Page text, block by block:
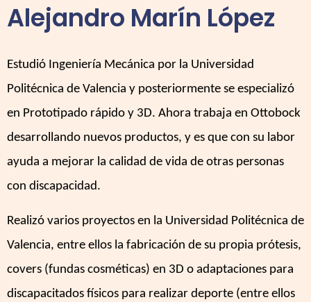
Alejandro Marín López
Estudió Ingeniería Mecánica por la Universidad
Politécnica de Valencia y posteriormente se especializó
en Prototipado rápido y 3D. Ahora trabaja en Ottobock
desarrollando nuevos productos, y es que con su labor
ayuda a mejorar la calidad de vida de otras personas
con discapacidad.
Realizó varios proyectos en la Universidad Politécnica de
Valencia, entre ellos la fabricación de su propia prótesis,
covers (fundas cosméticas) en 3D o adaptaciones para
discapacitados físicos para realizar deporte (entre ellos